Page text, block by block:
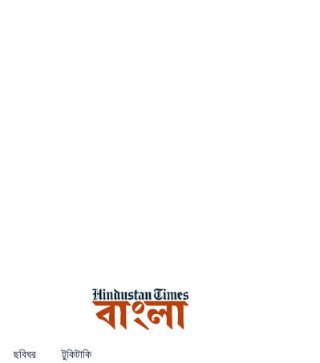
ছবিঘর টুকিটাকি